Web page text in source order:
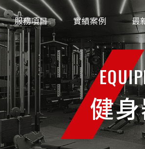
服務項目 實績案例 最
健